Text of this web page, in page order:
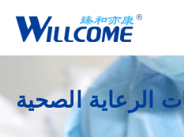
الرعاية الصحية